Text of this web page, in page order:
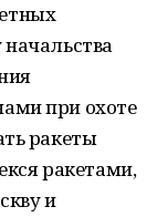
при охоте
ракеты
ракетами,
и